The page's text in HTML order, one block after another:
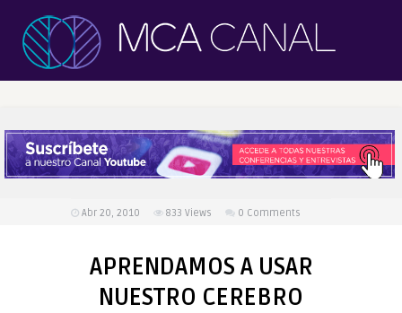
Abr 20, 2010 833 Views 0 Comments
APRENDAMOS A USAR
NUESTRO CEREBRO